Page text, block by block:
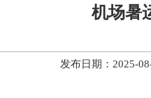
机场暑
发布日期：2025-